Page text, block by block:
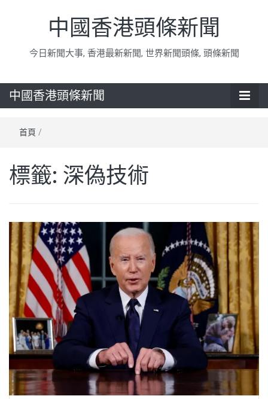
中國香港頭條新聞
今日新聞大事, 香港最新新聞, 世界新聞頭條, 頭條新聞
中國香港頭條新聞
首頁 /
標籤: 深偽技術